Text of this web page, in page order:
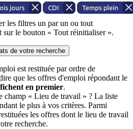
les filtres un par un ou tout
sur le bouton « Tout réinitialiser ».
de votre recherche
est restituée par ordre de
que les offres d'emploi répondant le
en premier.
champ « Lieu de travail » ? La liste
le plus à vos critères. Parmi
les offres dont le lieu de travail
recherche.